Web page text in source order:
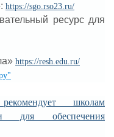
https://sgo.rso23.ru/
ресурс для
» https://resh.edu.ru/
школам
для обеспечения